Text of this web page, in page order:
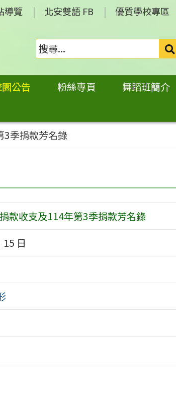
導覽 北安雙語 FB 優質學校專區
公告 粉絲專頁 舞蹈班簡介
3季捐款芳名錄
款收支及114年第3季捐款芳名錄
15 日